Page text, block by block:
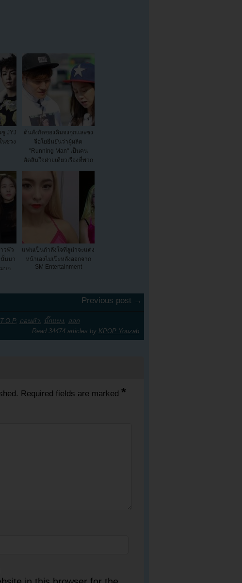
JYJ
นช่วง
ต้นสังกัดของคิมจงกุกและซง
จีฮโยยืนยันว่าผู้ผลิต
"Running Man" เป็นคน
ตัดสินใจฝ่ายเดียวเรื่องที่พวก
เขาอ...
วพัว
นมา
าก
แฟนเป็นกำลังใจที่ลูน่าจะแต่ง
หน้าเองไม่เป๊ะหลังออกจาก
SM Entertainment
Previous post →
T.O.P, ถอนตัว, บิ๊กแบง, ออก
Read 34474 articles by KPOP Youzab
Required fields are marked *